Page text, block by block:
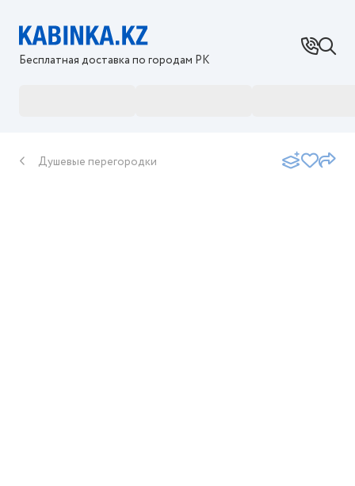
Бесплатная доставка по городам РК
Душевые перегородки